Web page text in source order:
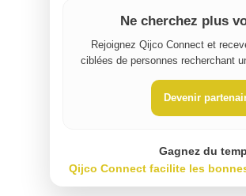
Ne cherchez plus
Rejoignez Qijco Connect et
ciblées de personnes recherchant
Devenir
Gagnez du
Qijco Connect facilite les